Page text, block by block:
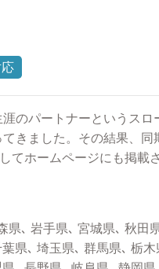
のパートナーというスロ
きました。その結果、同
てホームページにも掲載
た。 このような経験から
節税対策など幅広い解決策
らフラットな目線でお話
いませんので、まずはお
､ 岩手県､ 宮城県､ 秋田
県､ 埼玉県､ 群馬県､ 栃木